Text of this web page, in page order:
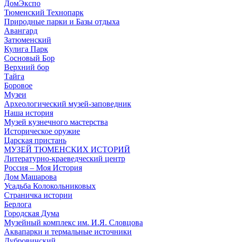
ДомЭкспо
Тюменский Технопарк
Природные парки и Базы отдыха
Авангард
Затюменский
Кулига Парк
Сосновый Бор
Верхний бор
Тайга
Боровое
Музеи
Археологический музей-заповедник
Наша история
Музей кузнечного мастерства
Историческое оружие
Царская пристань
МУЗЕЙ ТЮМЕНСКИХ ИСТОРИЙ
Литературно-краеведческий центр
Россия – Моя История
Дом Машарова
Усадьба Колокольниковых
Страничка истории
Берлога
Городская Дума
Музейный комплекс им. И.Я. Словцова
Аквапарки и термальные источники